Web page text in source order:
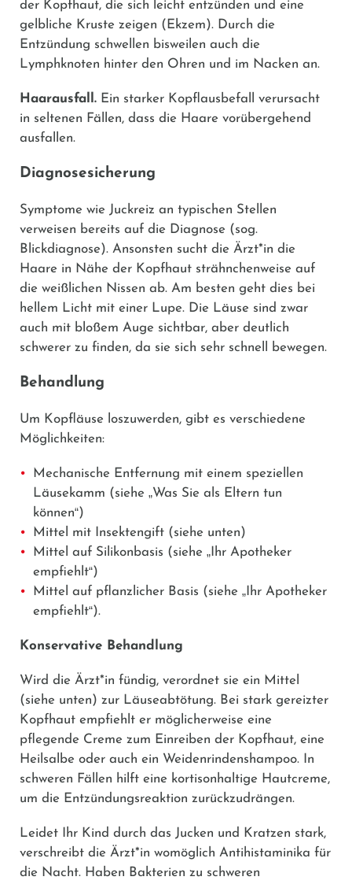
der Kopfhaut, die sich leicht entzünden und eine
gelbliche Kruste zeigen (Ekzem). Durch die
Entzündung schwellen bisweilen auch die
Lymphknoten hinter den Ohren und im Nacken an.
Haarausfall. Ein starker Kopflausbefall verursacht
in seltenen Fällen, dass die Haare vorübergehend
ausfallen.
Diagnosesicherung
Symptome wie Juckreiz an typischen Stellen
verweisen bereits auf die Diagnose (sog.
Blickdiagnose). Ansonsten sucht die Ärzt*in die
Haare in Nähe der Kopfhaut strähnchenweise auf
die weißlichen Nissen ab. Am besten geht dies bei
hellem Licht mit einer Lupe. Die Läuse sind zwar
auch mit bloßem Auge sichtbar, aber deutlich
schwerer zu finden, da sie sich sehr schnell bewegen.
Behandlung
Um Kopfläuse loszuwerden, gibt es verschiedene
Möglichkeiten:
Mechanische Entfernung mit einem speziellen
Läusekamm (siehe „Was Sie als Eltern tun
können“)
Mittel mit Insektengift (siehe unten)
Mittel auf Silikonbasis (siehe „ Ihr Apotheker
empfiehlt“)
Mittel auf pflanzlicher Basis (siehe „ Ihr Apotheker
empfiehlt“).
Konservative Behandlung
Wird die Ärzt*in fündig, verordnet sie ein Mittel
(siehe unten) zur Läuseabtötung. Bei stark gereizter
Kopfhaut empfiehlt er möglicherweise eine
pflegende Creme zum Einreiben der Kopfhaut, eine
Heilsalbe oder auch ein Weidenrindenshampoo. In
schweren Fällen hilft eine kortisonhaltige Hautcreme,
um die Entzündungsreaktion zurückzudrängen.
Leidet Ihr Kind durch das Jucken und Kratzen stark,
verschreibt die Ärzt*in womöglich Antihistaminika für
die Nacht. Haben Bakterien zu schweren